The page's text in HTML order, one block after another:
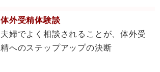
体外受精体験談
夫婦でよく相談されることが、体外受
精へのステップアップの決断